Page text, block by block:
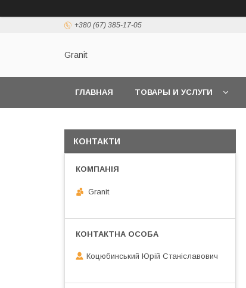
+380 (67) 385-17-05
Granit
ГЛАВНАЯ ТОВАРЫ И УСЛУГИ
КОНТАКТИ
Granit
Коцюбинський Юрій Станіславович